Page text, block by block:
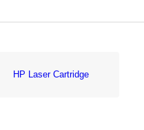
HP Laser Cartridge